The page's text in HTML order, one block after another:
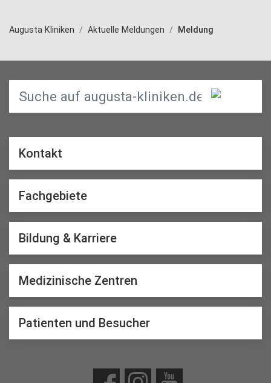
Augusta Kliniken Aktuelle Meldungen Meldung
Kontakt
Fachgebiete
Bildung & Karriere
Medizinische Zentren
Patienten und Besucher